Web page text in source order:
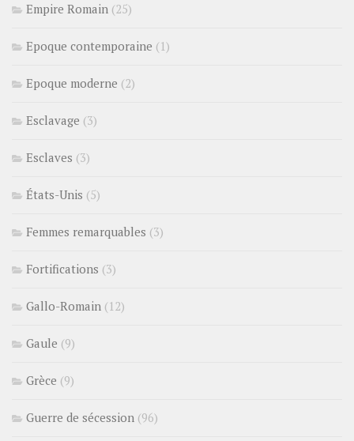
Empire Romain (25)
Epoque contemporaine (1)
Epoque moderne (2)
Esclavage (3)
Esclaves (3)
États-Unis (5)
Femmes remarquables (3)
Fortifications (3)
Gallo-Romain (12)
Gaule (9)
Grèce (9)
Guerre de sécession (96)